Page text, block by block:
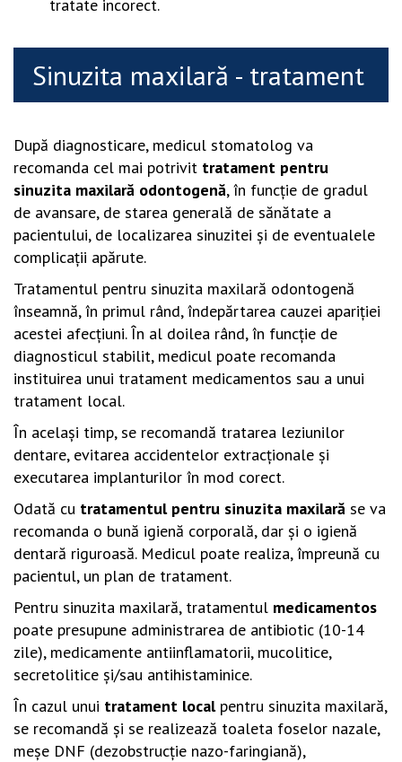
tratate incorect.
Sinuzita maxilară - tratament
După diagnosticare, medicul stomatolog va
recomanda cel mai potrivit tratament pentru
sinuzita maxilară odontogenă, în funcţie de gradul
de avansare, de starea generală de sănătate a
pacientului, de localizarea sinuzitei şi de eventualele
complicaţii apărute.
Tratamentul pentru sinuzita maxilară odontogenă
înseamnă, în primul rând, îndepărtarea cauzei apariţiei
acestei afecţiuni. În al doilea rând, în funcţie de
diagnosticul stabilit, medicul poate recomanda
instituirea unui tratament medicamentos sau a unui
tratament local.
În acelaşi timp, se recomandă tratarea leziunilor
dentare, evitarea accidentelor extracţionale şi
executarea implanturilor în mod corect.
Odată cu tratamentul pentru sinuzita maxilară se va
recomanda o bună igienă corporală, dar şi o igienă
dentară riguroasă. Medicul poate realiza, împreună cu
pacientul, un plan de tratament.
Pentru sinuzita maxilară, tratamentul medicamentos
poate presupune administrarea de antibiotic (10-14
zile), medicamente antiinflamatorii, mucolitice,
secretolitice şi/sau antihistaminice.
În cazul unui tratament localpentru sinuzita maxilară,
se recomandă şi se realizează toaleta foselor nazale,
meşe DNF (dezobstrucţie nazo-faringiană),